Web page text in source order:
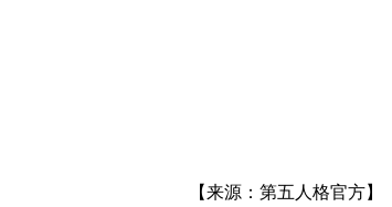
【来源：第五人格官方】